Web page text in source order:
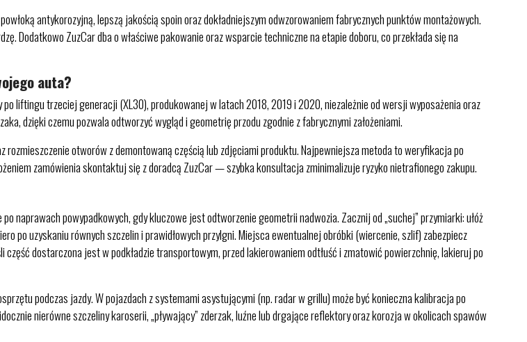
antykorozyjną, lepszą jakością spoin oraz dokładniejszym odwzorowaniem fabrycznych punktów montażowych.
Dodatkowo ZuzCar dba o właściwe pakowanie oraz wsparcie techniczne na etapie doboru, co przekłada się na
auta?
po liftingu trzeciej generacji (XL30), produkowanej w latach 2018, 2019 i 2020, niezależnie od wersji wyposażenia oraz
dzięki czemu pozwala odtworzyć wygląd i geometrię przodu zgodnie z fabrycznymi założeniami.
otworów z demontowaną częścią lub zdjęciami produktu. Najpewniejsza metoda to weryfikacja po
zamówienia skontaktuj się z doradcą ZuzCar — szybka konsultacja zminimalizuje ryzyko nietrafionego zakupu.
naprawach powypadkowych, gdy kluczowe jest odtworzenie geometrii nadwozia. Zacznij od „suchej” przymiarki: ułóż
po uzyskaniu równych szczelin i prawidłowych przylgni. Miejsca ewentualnej obróbki (wiercenie, szlif) zabezpiecz
dostarczona jest w podkładzie transportowym, przed lakierowaniem odtłuść i zmatowić powierzchnię, lakieruj po
podczas jazdy. W pojazdach z systemami asystującymi (np. radar w grillu) może być konieczna kalibracja po
nierówne szczeliny karoserii, „pływający” zderzak, luźne lub drgające reflektory oraz korozja w okolicach spawów